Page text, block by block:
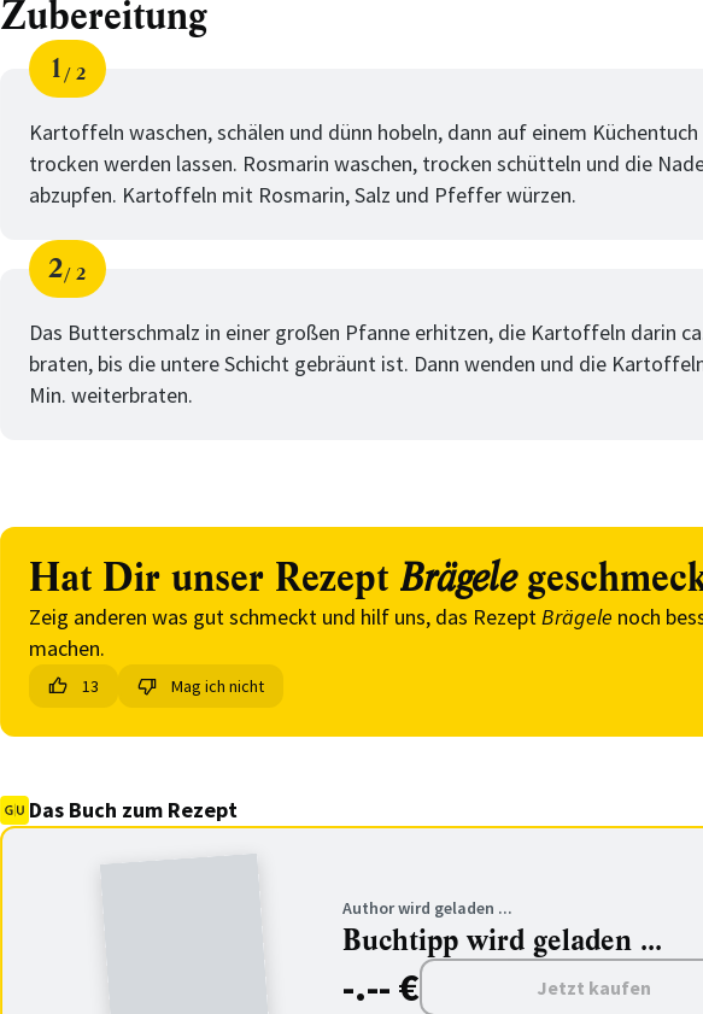
Zubereitung
Schritt
1
von
2
Kartoffeln waschen, schälen und dünn hobeln, dann auf einem Küchentuch
trocken werden lassen. Rosmarin waschen, trocken schütteln und die
abzupfen. Kartoffeln mit Rosmarin, Salz und Pfeffer würzen.
Schritt
2
von
2
Das Butterschmalz in einer großen Pfanne erhitzen, die Kartoffeln darin
braten, bis die untere Schicht gebräunt ist. Dann wenden und die
Min. weiterbraten.
Hat Dir unser Rezept Brägele
Zeig anderen was gut schmeckt und hilf uns, das RezeptBrägele noch
machen.
13 Mag ich nicht
Das Buch zum Rezept
Author wird geladen ...
Buchtipp wird geladen ...
-.-- € Jetzt kaufen